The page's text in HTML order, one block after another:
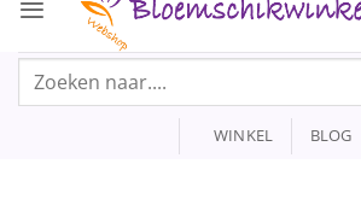
Zoeken
WINKEL BLOG